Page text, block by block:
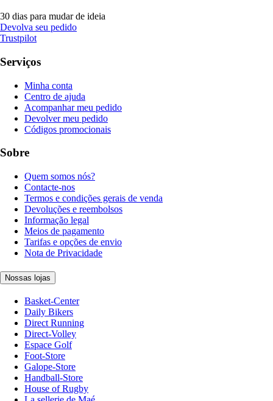
30 dias para mudar de ideia
Devolva seu pedido
Trustpilot
Serviços
Minha conta
Centro de ajuda
Acompanhar meu pedido
Devolver meu pedido
Códigos promocionais
Sobre
Quem somos nós?
Contacte-nos
Termos e condições gerais de venda
Devoluções e reembolsos
Informação legal
Meios de pagamento
Tarifas e opções de envio
Nota de Privacidade
Nossas lojas
Basket-Center
Daily Bikers
Direct Running
Direct-Volley
Espace Golf
Foot-Store
Galope-Store
Handball-Store
House of Rugby